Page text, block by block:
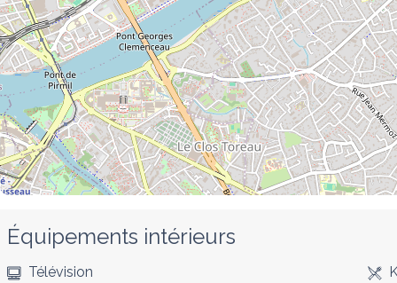
Équipements intérieurs
Télévision